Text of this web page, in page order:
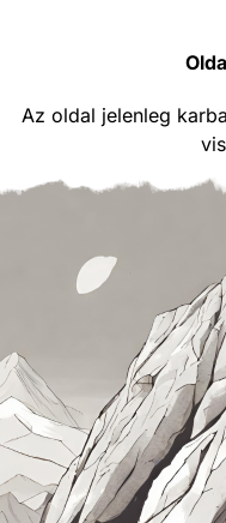
Az oldal jelenleg